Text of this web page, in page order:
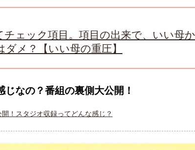
チェック項目。項目の出来で、いい母
メ？【いい母の重圧】
なの？番組の裏側大公開！
！スタジオ収録ってどんな感じ？